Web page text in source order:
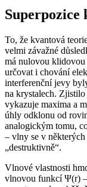
Superpozice
To, že kvantová
velmi závažné
má nulovou klidovou
určovat i chování
interferenční jevy
na krystalech.
vykazuje maxima a
úhly odklonu od
analogickým tomu,
– vlny se v
„destruktivně“.
Vlnové vlastnosti
vlnovou funkcí Ψ(r)